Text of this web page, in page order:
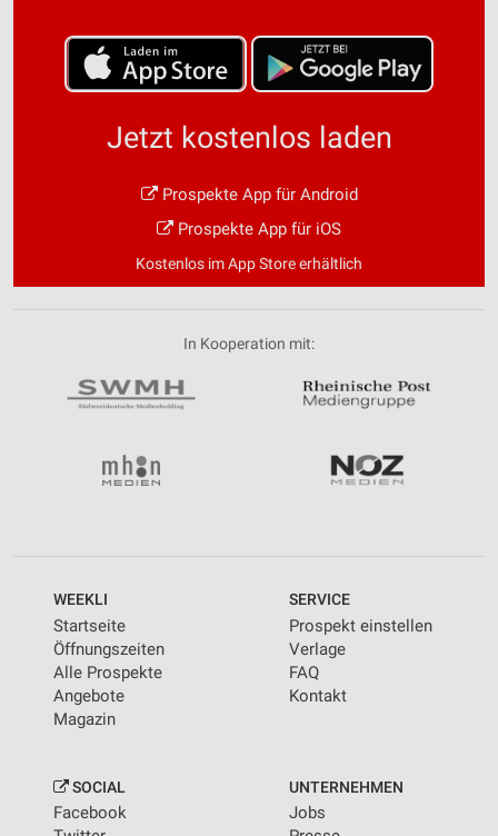
Jetzt kostenlos laden
Prospekte App für Android
Prospekte App für iOS
Kostenlos im App Store erhältlich
In Kooperation mit:
WEEKLI
Startseite
Öffnungszeiten
Alle Prospekte
Angebote
Magazin
SERVICE
Prospekt einstellen
Verlage
FAQ
Kontakt
SOCIAL
Facebook
UNTERNEHMEN
Jobs